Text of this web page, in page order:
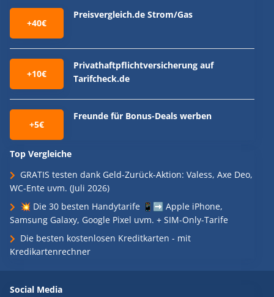
+40€
Preisvergleich.de Strom/Gas
+10€
Privathaftpflichtversicherung auf
Tarifcheck.de
+5€
Freunde für Bonus-Deals werben
Top Vergleiche
GRATIS testen dank Geld-Zurück-Aktion: Valess, Axe Deo,
WC-Ente uvm. (Juli 2026)
💥 Die 30 besten Handytarife 📱➡️ Apple iPhone,
Samsung Galaxy, Google Pixel uvm. + SIM-Only-Tarife
Die besten kostenlosen Kreditkarten - mit
Kredikartenrechner
Social Media